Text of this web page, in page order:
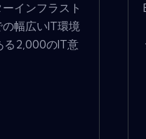
インフラスト
幅広いIT環境
る2,000のIT意